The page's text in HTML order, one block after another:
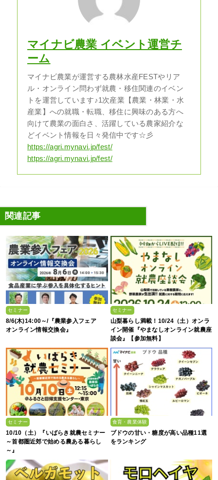
マイナビ農業 イベント運営チ
ーム
マイナビ農業が運営する農林水産FESTやリア
ル・オンライン問わず就農・移住関連のイベン
トを運営しています♪1次産業【農業・林業・水
産業】への就職・転職、移住に興味のある方へ
向けて農業の面白さ、活躍している農家紹介な
どイベント情報を日々発信中です☆彡
https://agri.mynavi.jp/fest/
https://agri.mynavi.jp/fest/
関連記事
セミナー
8/6(木)14:00～/『農業参入フェア
オンライン情報交換会』
セミナー
山梨暮らし満載！10/24（土）オンラ
イン開催『やまなしオンライン就農座
談会』【参加無料】
セミナー
10/10（土）『いばらき就農セミナー
～首都圏近郊で始める農ある暮らし
～』
食育・農業体験
ブドウの甘い・糖度が高い品種11選
をランキング